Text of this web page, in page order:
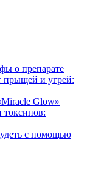
о препарате
прыщей и угрей:
Glow»
токсинов:
с помощью